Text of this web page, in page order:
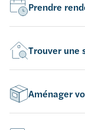
Prendre
Trouver une
Aménager